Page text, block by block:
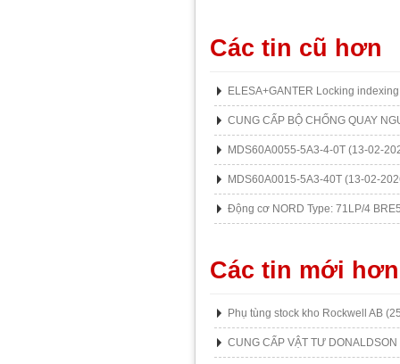
Các tin cũ hơn
ELESA+GANTER Locking
CUNG CẤP BỘ CHỐNG QUAY
MDS60A0055-5A3-4-0T (13-02-
MDS60A0015-5A3-40T (13-02-
Động cơ NORD Type: 71LP/4
Các tin mới hơn
Phụ tùng stock kho Rockwell AB
CUNG CẤP VẬT TƯ DONALDSON